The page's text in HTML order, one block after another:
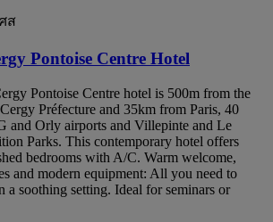
ส
Pontoise Centre Hotel
Pontoise Centre hotel is 500m from the
Préfecture and 35km from Paris, 40
and Orly airports and Villepinte and Le
Parks. This contemporary hotel offers
bedrooms with A/C. Warm welcome,
and modern equipment: All you need to
a soothing setting. Ideal for seminars or